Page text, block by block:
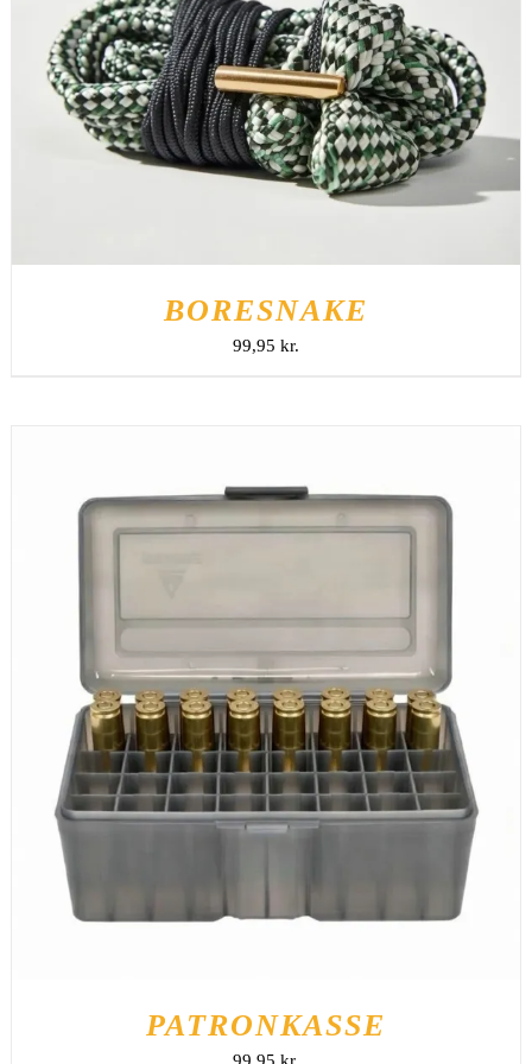
TILFØJ TIL KURV / DETALJER
BORESNAKE
99,95 kr.
TILFØJ TIL KURV / DETALJER
PATRONKASSE
99,95 kr.